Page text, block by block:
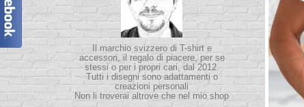
Il marchio svizzero di T-shirt e
accessori, il regalo di piacere, per se
stessi o per i propri cari, dal 2012.
Tutti i disegni sono adattamenti o
creazioni personali
Non li troverai altrove che nel mio shop